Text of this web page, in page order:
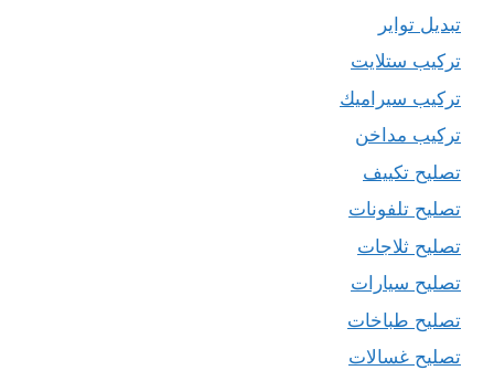
تبديل تواير
تركيب ستلايت
تركيب سيراميك
تركيب مداخن
تصليح تكييف
تصليح تلفونات
تصليح ثلاجات
تصليح سيارات
تصليح طباخات
تصليح غسالات